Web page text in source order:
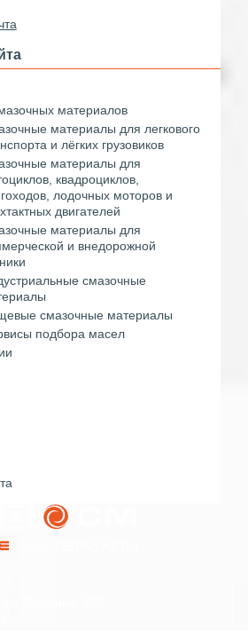
материалов
материалы для легкового
и лёгких грузовиков
материалы для
квадроциклов,
лодочных моторов и
двигателей
материалы для
и внедорожной
смазочные
смазочные материалы
подбора масел